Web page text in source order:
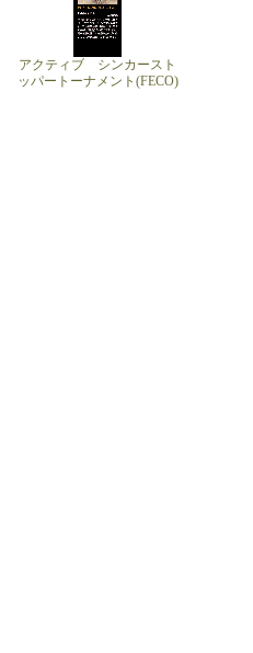
アクティブ シンカースト
ッパートーナメント(FECO)